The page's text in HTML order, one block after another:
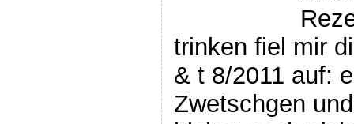
trinken fiel mir
& t 8/2011 auf:
Zwetschgen